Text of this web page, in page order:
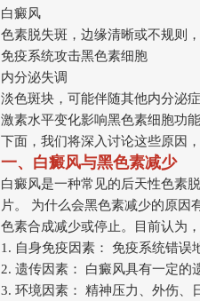
白癜风
色素脱失斑，边缘清晰或不规则
免疫系统攻击黑色素细胞
内分泌失调
淡色斑块，可能伴随其他内分泌
激素水平变化影响黑色素细胞功能
下面，我们将深入讨论这些原因
一、白癜风与黑色素减少
白癜风是一种常见的后天性色素
片。 为什么会黑色素减少的原因
色素合成减少或停止。目前认为
1. 自身免疫因素： 免疫系统错误
2. 遗传因素： 白癜风具有一定的
3. 环境因素： 精神压力、外伤、